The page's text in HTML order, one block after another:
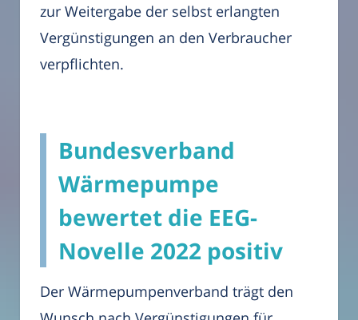
zur Weitergabe der selbst erlangten
Vergünstigungen an den Verbraucher
verpflichten.
Bundesverband
Wärmepumpe
bewertet die EEG-
Novelle 2022 positiv
Der Wärmepumpenverband trägt den